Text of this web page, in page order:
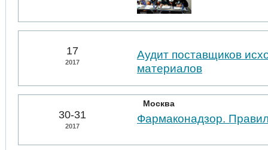
17
2017
Аудит поставщиков
материалов
30-31
2017
Москва
Фармаконадзор.